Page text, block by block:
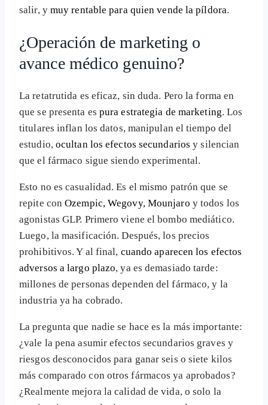
salir, y muy rentable para quien vende la píldora.
¿Operación de marketing o
avance médico genuino?
La retatrutida es eficaz, sin duda. Pero la forma en
que se presenta es pura estrategia de marketing. Los
titulares inflan los datos, manipulan el tiempo del
estudio, ocultan los efectos secundarios y silencian
que el fármaco sigue siendo experimental.
Esto no es casualidad. Es el mismo patrón que se
repite conOzempic, Wegovy, Mounjaro y todos los
agonistas GLP. Primero viene el bombo mediático.
Luego, la masificación. Después, los precios
prohibitivos. Y al final, cuando aparecen los efectos
adversos a largo plazo, ya es demasiado tarde:
millones de personas dependen del fármaco, y la
industria ya ha cobrado.
La pregunta que nadie se hace es la más importante:
¿vale la pena asumir efectos secundarios graves y
riesgos desconocidos para ganar seis o siete kilos
más comparado con otros fármacos ya aprobados?
¿Realmente mejora la calidad de vida, o solo la